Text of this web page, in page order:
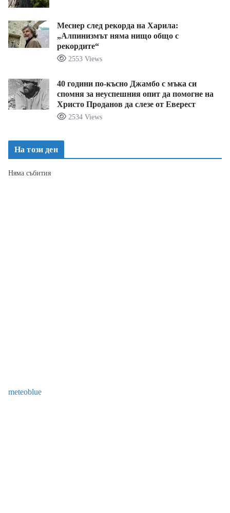
Меснер след рекорда на Харила:
„Алпинизмът няма нищо общо с
рекордите“
2553 Views
40 години по-късно Джамбо с мъка си
спомня за неуспешния опит да помогне на
Христо Проданов да слезе от Еверест
2534 Views
На този ден
Няма събития
meteoblue